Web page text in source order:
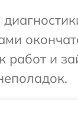
работ и